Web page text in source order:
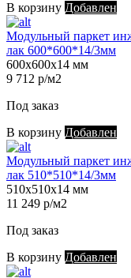
В корзину Добавлен
Модульный паркет
лак 600*600*14/3мм
600х600х14 мм
9 712 р/м2
Под заказ
В корзину Добавлен
Модульный паркет
лак 510*510*14/3мм
510х510х14 мм
11 249 р/м2
Под заказ
В корзину Добавлен